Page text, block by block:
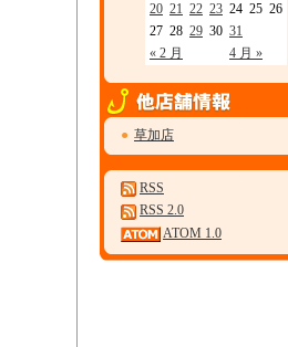
« 2 月 4 月 »
20 21 22 23 24 25 26
27 28 29 30 31
● 草加店
RSS
RSS 2.0
ATOM 1.0